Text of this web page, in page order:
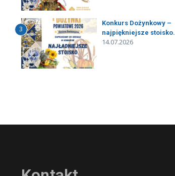
3
Konkurs Dożynkowy –
najpiękniejsze stoisko.
14.07.2026